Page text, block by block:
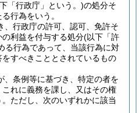
「行政庁」という。)の処分そ
行為をいう。
行政庁の許可、認可、免許そ
利益を付与する処分(以下「許
る行為であって、当該行為に対
すべきこととされているもの
条例等に基づき、特定の者を
れに義務を課し、又はその権
ただし、次のいずれかに該当